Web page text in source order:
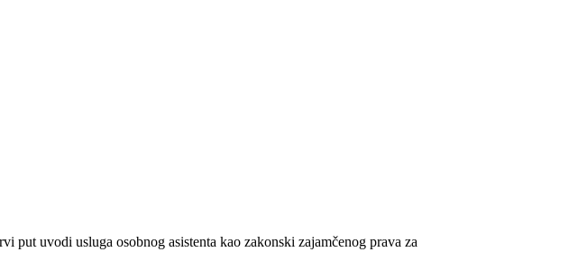
put uvodi usluga osobnog asistenta kao zakonski zajamčenog prava za